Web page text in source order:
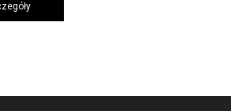
zł.138,69 zł.